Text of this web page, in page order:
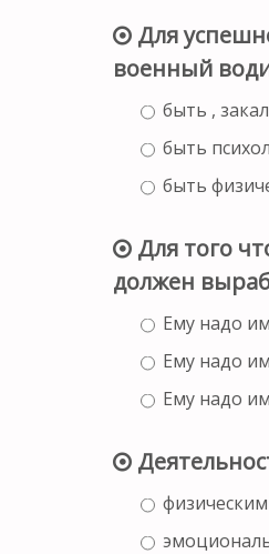
Для
военный
быть ,
быть
быть
Для того
должен
Ему надо
Ему надо
Ему надо